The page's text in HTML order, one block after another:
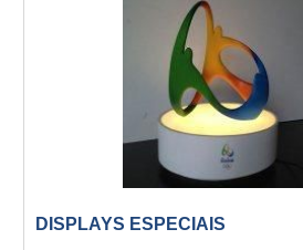
encontrado em hotéis,
paredes. Conheça a lista com
DISPLAYS ESPECIAIS